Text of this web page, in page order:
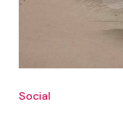
Social